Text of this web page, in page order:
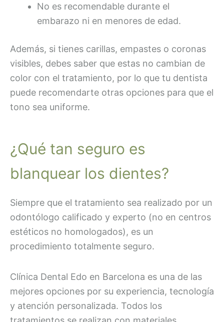
No es recomendable durante el
embarazo ni en menores de edad.
Además, si tienes carillas, empastes o coronas
visibles, debes saber que estas no cambian de
color con el tratamiento, por lo que tu dentista
puede recomendarte otras opciones para que el
tono sea uniforme.
¿Qué tan seguro es
blanquear los dientes?
Siempre que el tratamiento sea realizado por un
odontólogo calificado y experto (no en centros
estéticos no homologados), es un
procedimiento totalmente seguro.
Clínica Dental Edo en Barcelona es una de las
mejores opciones por su experiencia, tecnología
y atención personalizada. Todos los